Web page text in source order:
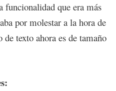
funcionalidad que era más
por molestar a la hora de
texto ahora es de tamaño